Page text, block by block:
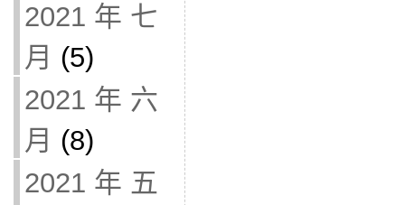
2021 年 七
月 (5)
2021 年 六
月 (8)
2021 年 五